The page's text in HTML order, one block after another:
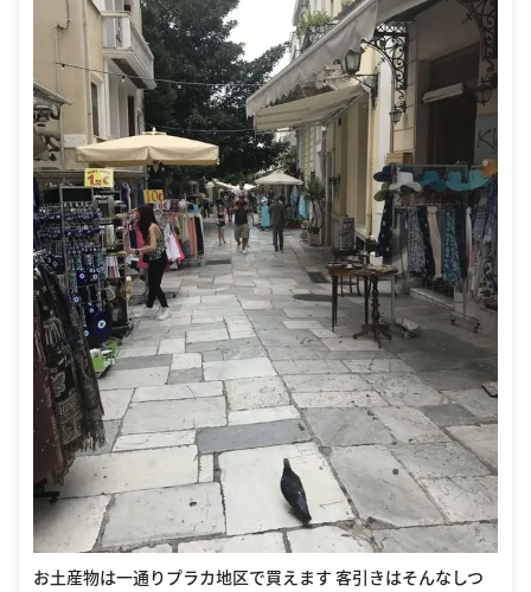
お土産物は一通りプラカ地区で買えます 客引きはそんなしつ